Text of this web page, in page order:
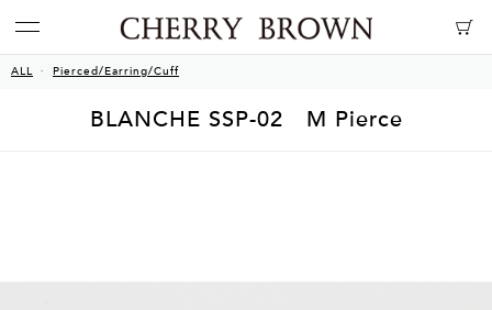
ALL Pierced/Earring/Cuff
BLANCHE SSP-02 M Pierce